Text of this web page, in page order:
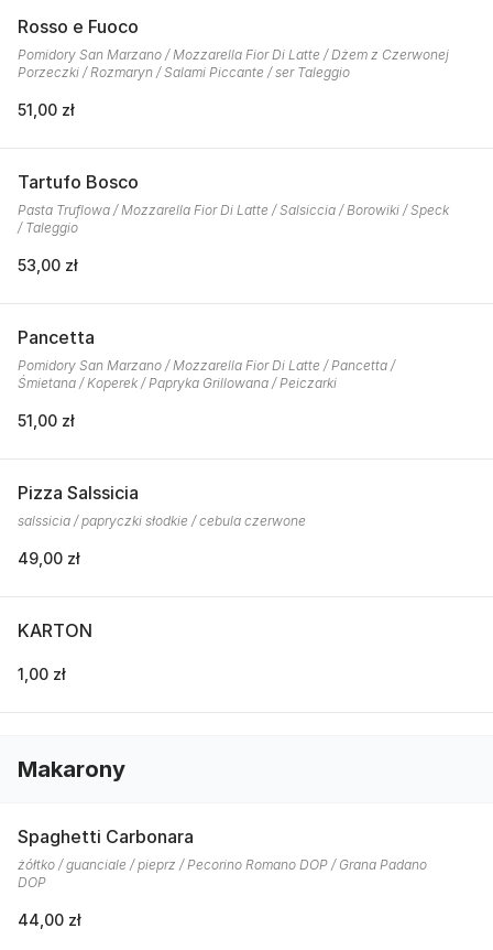
Rosso e Fuoco
Pomidory San Marzano / Mozzarella Fior Di Latte / Dżem z Czerwonej
Porzeczki / Rozmaryn / Salami Piccante / ser Taleggio
51,00 zł
Tartufo Bosco
Pasta Truflowa / Mozzarella Fior Di Latte / Salsiccia / Borowiki / Speck
/ Taleggio
53,00 zł
Pancetta
Pomidory San Marzano / Mozzarella Fior Di Latte / Pancetta /
Śmietana / Koperek / Papryka Grillowana / Peiczarki
51,00 zł
Pizza Salssicia
salssicia / papryczki słodkie / cebula czerwone
49,00 zł
KARTON
1,00 zł
Makarony
Spaghetti Carbonara
żółtko / guanciale / pieprz / Pecorino Romano DOP / Grana Padano
DOP
44,00 zł